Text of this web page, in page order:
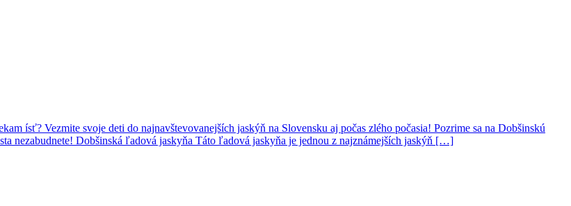
ísť? Vezmite svoje deti do najnavštevovanejších jaskýň na Slovensku aj počas zlého počasia! Pozrime sa na Dobšinskú
nezabudnete! Dobšinská ľadová jaskyňa Táto ľadová jaskyňa je jednou z najznámejších jaskýň […]